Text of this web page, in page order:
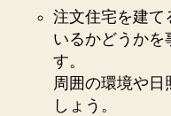
注文住宅を建て
いるかどうかを
す。
周囲の環境や日
しょう。